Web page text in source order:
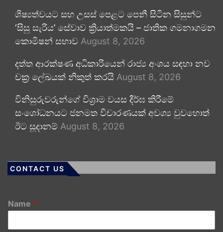
ශිෂ්‍යත්වයට සහ උසස් පෙළට පෙනී සිටින සිසුන්ට
‘සිසු සැරිය’ සේවාව ක්‍රියාත්මකයි – ජාතික ගමනාගමන
කොමිෂන් සභාව August 8, 2026
දත්ත ආරක්ෂණ අධිකාරියෙන් රාජ්‍ය අංශය සඳහා නව
චක්‍ර ලේඛයක් නිකුත් කරයි August 8, 2026
විනිසුරුවරුන්ගේ විශ්‍රාම වයස දීර්ඝ කිරීමේ
සංශෝධනයට ජනමත විචාරණයක් අවශ්‍ය වුවහොත්
ඊට සූදානම් August 8, 2026
CONTACT US
Name *